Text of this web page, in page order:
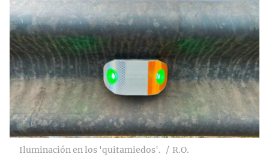
Iluminación en los 'quitamiedos'. R.O.